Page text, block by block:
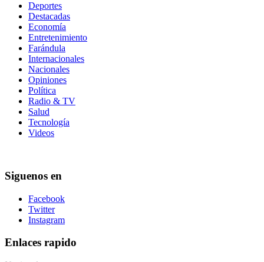
Deportes
Destacadas
Economía
Entretenimiento
Farándula
Internacionales
Nacionales
Opiniones
Política
Radio & TV
Salud
Tecnología
Videos
Siguenos en
Facebook
Twitter
Instagram
Enlaces rapido